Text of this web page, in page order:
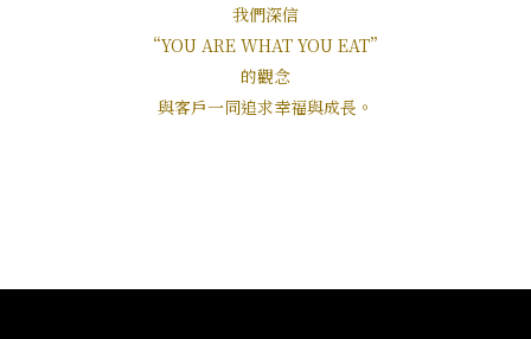
我們深信
“YOU ARE WHAT YOU EAT”
的觀念
與客戶一同追求幸福與成長。